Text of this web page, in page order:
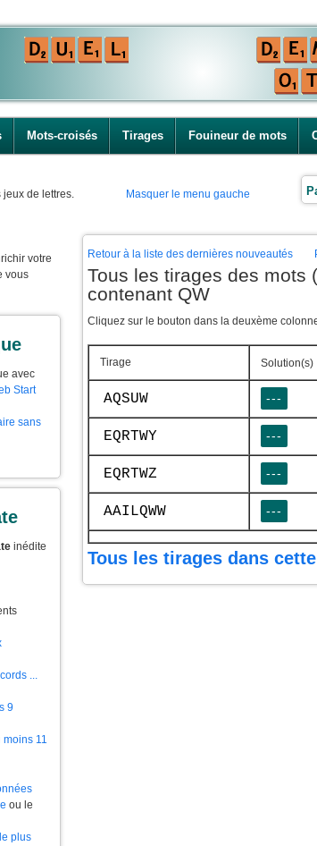
Mots-croisés Tirages Fouineur de mots
jeux de lettres. Masquer le menu gauche
votre
vous
avec
Start
sans
inédite
...
9
moins 11
ou le
plus
Retour à la liste des dernières nouveautés
Tous les tirages des mots
contenant QW
Cliquez sur le bouton dans la deuxème
Tirage Solution(s)
AQSUW ---
EQRTWY ---
EQRTWZ ---
AAILQWW ---
Tous les tirages dans